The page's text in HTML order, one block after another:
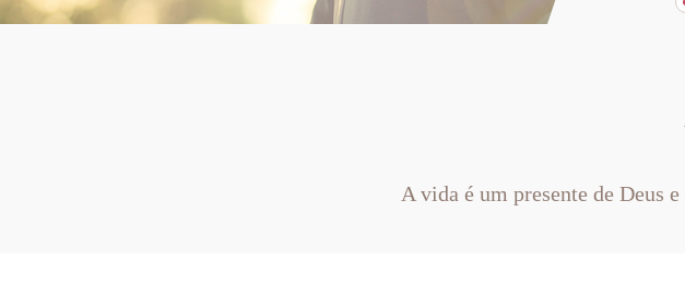
A vida é um presente de Deus